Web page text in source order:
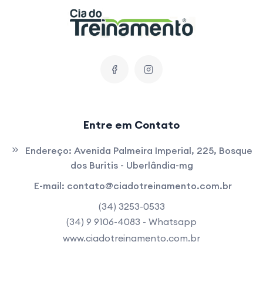
Entre em Contato
Endereço: Avenida Palmeira Imperial, 225, Bosque
dos Buritis - Uberlândia-mg
E-mail: contato@ciadotreinamento.com.br
(34) 3253-0533
(34) 9 9106-4083 - Whatsapp
www.ciadotreinamento.com.br